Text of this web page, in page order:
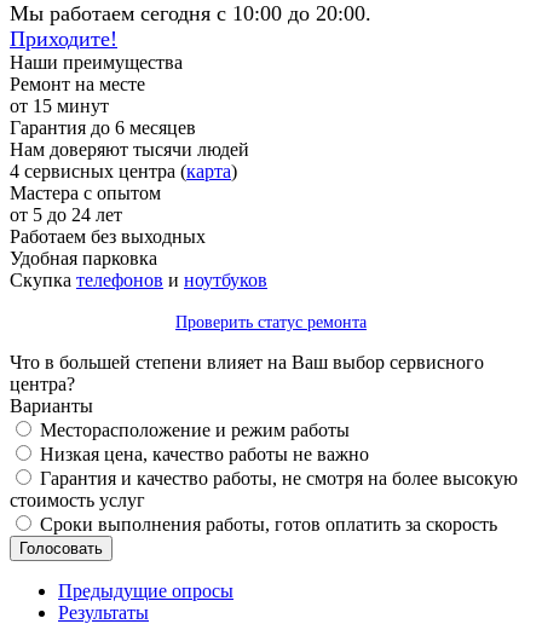
Мы работаем сегодня с 10:00 до 20:00.
Приходите!
Наши преимущества
Ремонт на месте
от 15 минут
Гарантия до 6 месяцев
Нам доверяют тысячи людей
4 сервисных центра (карта)
Мастера с опытом
от 5 до 24 лет
Работаем без выходных
Удобная парковка
Скупка телефонов и ноутбуков
Проверить статус ремонта
Что в большей степени влияет на Ваш выбор сервисного
центра?
Варианты
Месторасположение и режим работы
Низкая цена, качество работы не важно
Гарантия и качество работы, не смотря на более высокую
стоимость услуг
Сроки выполнения работы, готов оплатить за скорость
Предыдущие опросы
Результаты